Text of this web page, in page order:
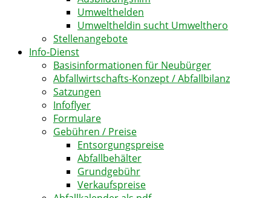
Umwelthelden
Umweltheldin sucht Umwelthero
Stellenangebote
Info-Dienst
Basisinformationen für Neubürger
Abfallwirtschafts-Konzept / Abfallbilanz
Satzungen
Infoflyer
Formulare
Gebühren / Preise
Entsorgungspreise
Abfallbehälter
Grundgebühr
Verkaufspreise